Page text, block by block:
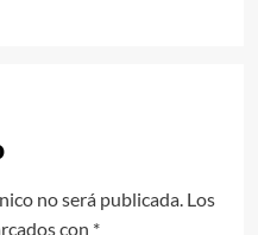
no será publicada. Los
con *